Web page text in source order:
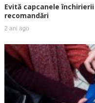
Evită capcanele
recomandări
2 ani ago